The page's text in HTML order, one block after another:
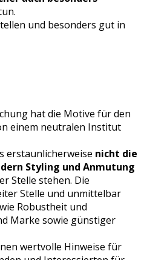
und besonders gut in
hat die Motive für den
einem neutralen Institut
erstaunlicherweise nicht die
Styling und Anmutung
Stelle stehen. Die
Stelle und unmittelbar
Robustheit und
Marke sowie günstiger
wertvolle Hinweise für